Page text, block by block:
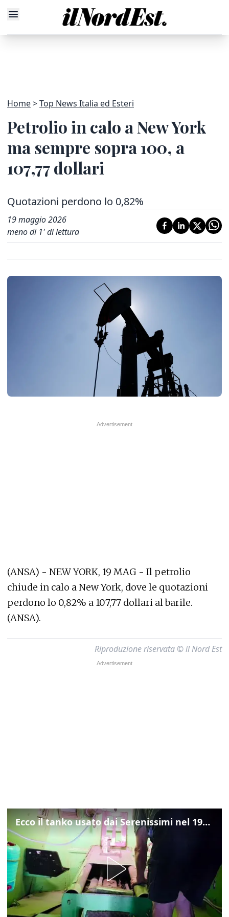
Home Top News Italia ed Esteri
Petrolio in calo a New York
ma sempre sopra 100, a
107,77 dollari
Quotazioni perdono lo 0,82%
19 maggio 2026
meno di 1' di lettura
(ANSA) - NEW YORK, 19 MAG - Il petrolio
chiude in calo a New York, dove le quotazioni
perdono lo 0,82% a 107,77 dollari al barile.
(ANSA).
Riproduzione riservata © il Nord Est
Ecco il tanko usato dai Serenissimi nel 1997 per il blitz a San Marco